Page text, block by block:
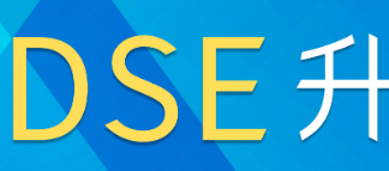
財經 生活 健康